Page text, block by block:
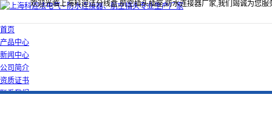
欢迎光临上海科迎法分线盒,航空插头插座,防水连接器厂家,我们竭诚为您服
首页
产品中心
新闻中心
公司简介
资质证书
联系我们